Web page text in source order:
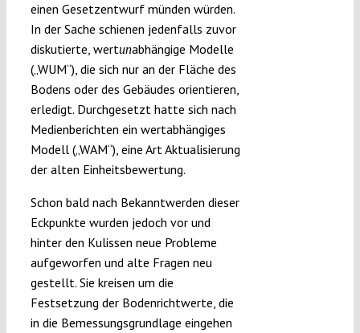
einen Gesetzentwurf münden würden.
In der Sache schienen jedenfalls zuvor
diskutierte, wertunabhängige Modelle
(„WUM“), die sich nur an der Fläche des
Bodens oder des Gebäudes orientieren,
erledigt. Durchgesetzt hatte sich nach
Medienberichten ein wertabhängiges
Modell („WAM“), eine Art Aktualisierung
der alten Einheitsbewertung.
Schon bald nach Bekanntwerden dieser
Eckpunkte wurden jedoch vor und
hinter den Kulissen neue Probleme
aufgeworfen und alte Fragen neu
gestellt. Sie kreisen um die
Festsetzung der Bodenrichtwerte, die
in die Bemessungsgrundlage eingehen